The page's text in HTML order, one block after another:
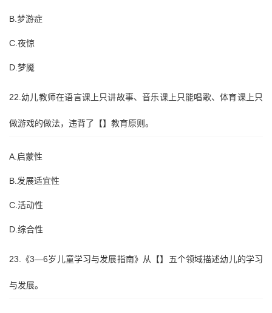
B.梦游症
C.夜惊
D.梦魇
22.幼儿教师在语言课上只讲故事、音乐课上只能唱歌、体育课上只
做游戏的做法，违背了【】教育原则。
A.启蒙性
B.发展适宜性
C.活动性
D.综合性
23.《3—6岁儿童学习与发展指南》从【】五个领域描述幼儿的学习
与发展。